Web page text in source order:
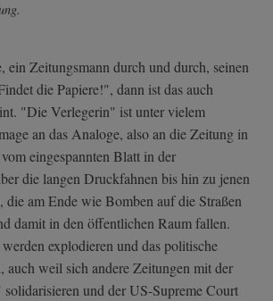
ein Zeitungsmann durch und durch, seinen
die Papiere!", dann ist das auch
"Die Verlegerin" ist unter vielem
an das Analoge, also an die Zeitung in
eingespannten Blatt in der
die langen Druckfahnen bis hin zu jenen
die am Ende wie Bomben auf die Straßen
damit in den öffentlichen Raum fallen.
explodieren und das politische
auch weil sich andere Zeitungen mit der
und der US-Supreme Court